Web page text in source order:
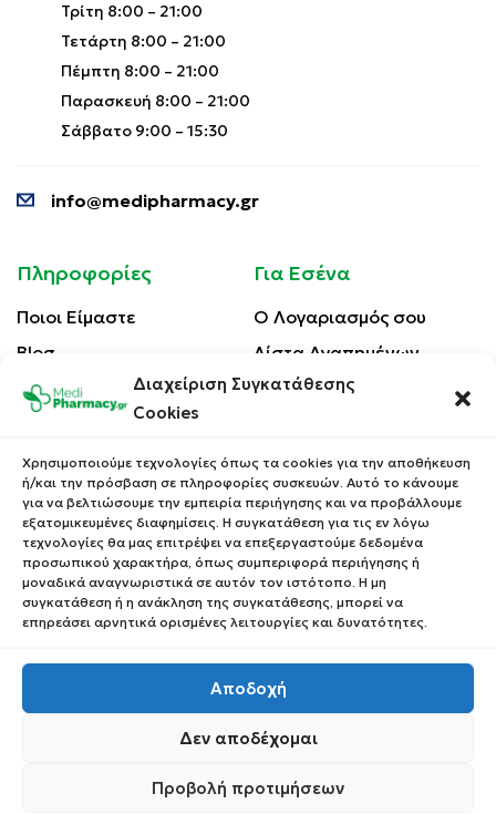
Διαχείριση Συγκατάθεσης
Cookies
Χρησιμοποιούμε τεχνολογίες όπως τα cookies για την αποθήκευση
ή/και την πρόσβαση σε πληροφορίες συσκευών. Αυτό το κάνουμε
για να βελτιώσουμε την εμπειρία περιήγησης και να προβάλλουμε
εξατομικευμένες διαφημίσεις. Η συγκατάθεση για τις εν λόγω
τεχνολογίες θα μας επιτρέψει να επεξεργαστούμε δεδομένα
προσωπικού χαρακτήρα, όπως συμπεριφορά περιήγησης ή
μοναδικά αναγνωριστικά σε αυτόν τον ιστότοπο. Η μη
συγκατάθεση ή η ανάκληση της συγκατάθεσης, μπορεί να
επηρεάσει αρνητικά ορισμένες λειτουργίες και δυνατότητες.
Αποδοχή
Δεν αποδέχομαι
Προβολή προτιμήσεων
Τρίτη 8:00 – 21:00
Τετάρτη 8:00 – 21:00
Πέμπτη 8:00 – 21:00
Παρασκευή 8:00 – 21:00
Σάββατο 9:00 – 15:30
info@medipharmacy.gr
Πληροφορίες
Ποιοι Είμαστε
Blog
Επικοινωνία
Πολιτική Απορρήτου
Τρόποι Αποστολής
Τρόποι Πληρωμής
Επιστροφές Προϊόντων
Για Εσένα
Ο Λογαριασμός σου
Λίστα Αγαπημένων
Οι Παραγγελίες σου
Κέρδισε Κουπόνι
Έκπτωσης